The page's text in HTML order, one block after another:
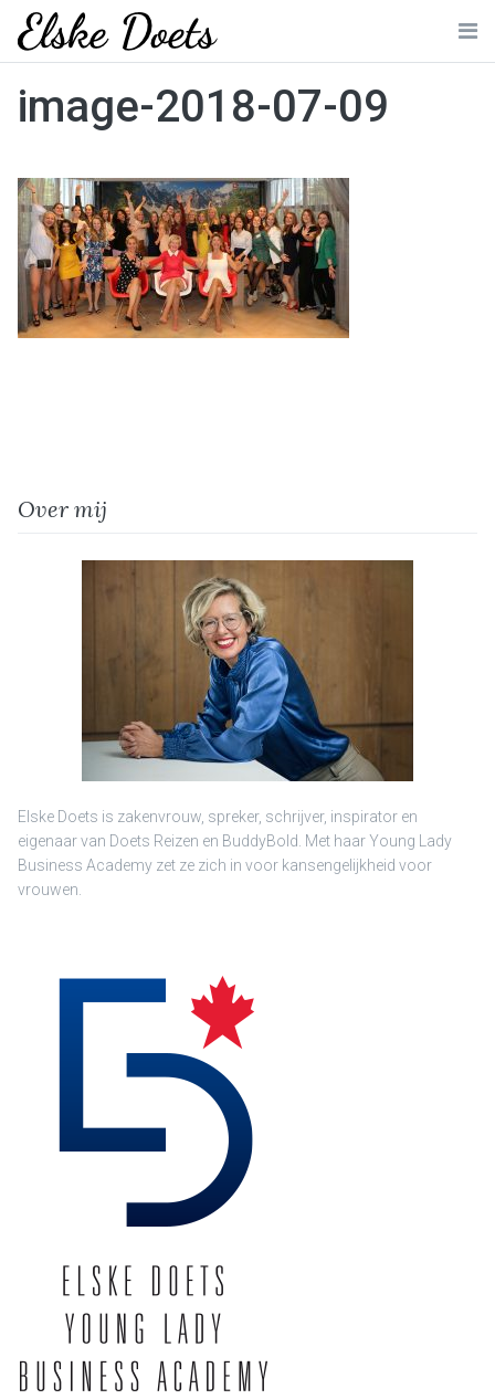
Skip
content
image-2018-07-09
Over mij
Elske Doets is zakenvrouw, spreker, schrijver, inspirator en
eigenaar van Doets Reizen en BuddyBold. Met haar Young Lady
Business Academy zet ze zich in voor kansengelijkheid voor
vrouwen.